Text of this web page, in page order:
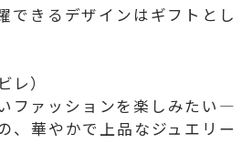
できるデザインはギフトとし
レ）
ファッションを楽しみたい―
、華やかで上品なジュエリー